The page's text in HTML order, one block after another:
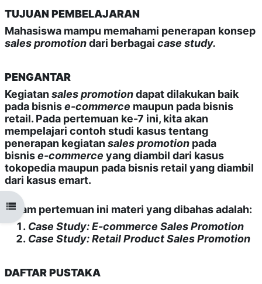
Open course index
TUJUAN PEMBELAJARAN
Mahasiswa mampu memahami penerapan konsep
sales promotiondari berbagai case study.
PENGANTAR
Kegiatan sales promotiondapat dilakukan baik
pada bisnise-commerce maupun pada bisnis
retail. Pada pertemuan ke-7 ini, kita akan
mempelajari contoh studi kasus tentang
penerapan kegiatan sales promotion pada
bisnise-commerce yang diambil dari kasus
tokopedia maupun pada bisnis retail yang diambil
dari kasus emart.
Dalam pertemuan ini materi yang dibahas adalah:
Case Study: E-commerce Sales Promotion
Case Study: Retail Product Sales Promotion
DAFTAR PUSTAKA